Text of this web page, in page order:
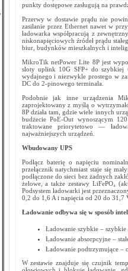
punkty dostępowe zasługują na
Przerwy w dostawie prądu nie
zasilanie przez Ethernet nawet w
ładowarka współpracują z
niskonapięciowych źródeł prądu
biur, budynków mieszkalnych i
MikroTik netPower Lite 8P jest
sloty uplink 10G SFP+ do szybkiej
wydajnego i niezwykle prostego w
DC do 2-pinowego terminala.
Podobnie jak inne urządzenia
zaprojektowany z myślą o
8P działa tam, gdzie wiele innych
budżecie PoE-Out wynoszącym
traktowane priorytetowo —
najważniejszych urządzeń.
Wbudowany UPS
Podłącz baterię o napięciu
przełącznik natychmiast staje się
podłączone do sieci bez żadnych
żelowe, a także zestawy LiFePO₄
Podsystem ładowarki jest
0,2 do 1,6 A i napięcia od 20 do 31,7
Ładowanie odbywa się w sposób
Ładowanie szybkie – szybkie
Ładowanie absorpcyjne –
Ładowanie podtrzymujące –
W zestawie znajduje się czujnik